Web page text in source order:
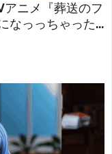
ニメ『葬送のフ
なっっちゃった